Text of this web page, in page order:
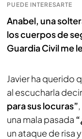
PUEDE INTERESARTE
Anabel, una
los cuerpos de
Guardia Civil me
Javier ha querido
al escucharla
para sus locuras”
una mala pasada
un ataque de risa